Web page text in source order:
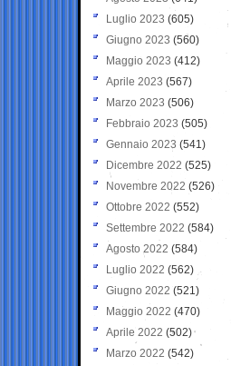
Luglio 2023 (605)
Giugno 2023 (560)
Maggio 2023 (412)
Aprile 2023 (567)
Marzo 2023 (506)
Febbraio 2023 (505)
Gennaio 2023 (541)
Dicembre 2022 (525)
Novembre 2022 (526)
Ottobre 2022 (552)
Settembre 2022 (584)
Agosto 2022 (584)
Luglio 2022 (562)
Giugno 2022 (521)
Maggio 2022 (470)
Aprile 2022 (502)
Marzo 2022 (542)